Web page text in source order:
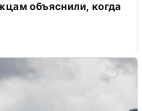
объяснили, когда